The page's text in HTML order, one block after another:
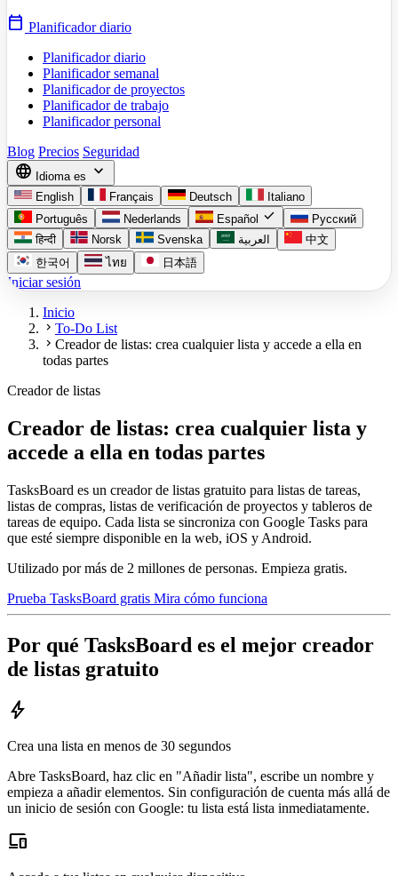
calendar_today Planificador diario
Planificador diario
Planificador semanal
Planificador de proyectos
Planificador de trabajo
Planificador personal
Blog Precios Seguridad
language Idioma es expand_more
English Français Deutsch
Italiano
Português
Nederlands Español check
Русский
हिन्दी
Norsk Svenska العربية
中文
한국어
ไทย 日本語
Iniciar sesión
Inicio
chevron_right To-Do List
chevron_right Creador de listas: crea cualquier lista y accede a ella en
todas partes
Creador de listas
Creador de listas: crea cualquier lista y
accede a ella en todas partes
TasksBoard es un creador de listas gratuito para listas de tareas,
listas de compras, listas de verificación de proyectos y tableros de
tareas de equipo. Cada lista se sincroniza con Google Tasks para
que esté siempre disponible en la web, iOS y Android.
Utilizado por más de 2 millones de personas. Empieza gratis.
Prueba TasksBoard gratis Mira cómo funciona
Por qué TasksBoard es el mejor creador
de listas gratuito
bolt
Crea una lista en menos de 30 segundos
Abre TasksBoard, haz clic en "Añadir lista", escribe un nombre y
empieza a añadir elementos. Sin configuración de cuenta más allá de
un inicio de sesión con Google: tu lista está lista inmediatamente.
devices